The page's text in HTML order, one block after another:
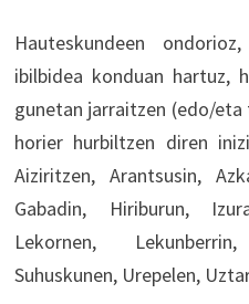
Hauteskundeen
ibilbidea konduan hartuz,
gunetan jarraitzen (edo/
horier hurbiltzen diren
Aiziritzen, Arantsusin,
Gabadin, Hiriburun,
Lekornen,
Suhuskunen, Urepelen,